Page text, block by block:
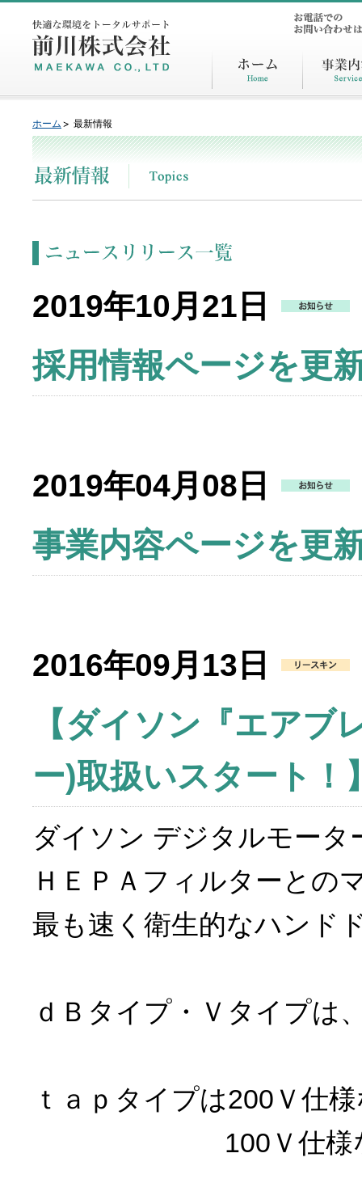
ホーム 最新情報
2019年10月21日
採用情報ページを更
2019年04月08日
事業内容ページを更
2016年09月13日
【ダイソン『エアブ
ー)取扱いスタート！
ダイソン デジタルモータ
ＨＥＰＡフィルターとの
最も速く衛生的なハンド
ｄＢタイプ・Ｖタイプは
ｔａｐタイプは200Ｖ仕
100Ｖ仕様なら